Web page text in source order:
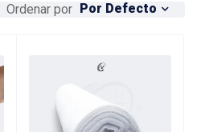
Ordenar por Por Defecto